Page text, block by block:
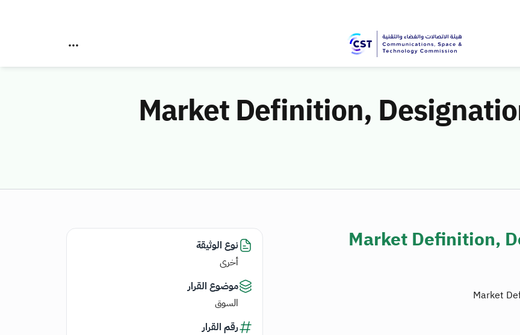
Market Definition,
Market Definition,
Market
نوع الوثيقة
أخرى
موضوع القرار
السوق
رقم القرار